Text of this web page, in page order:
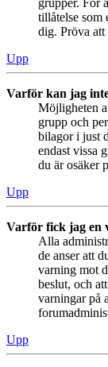
grupper. För
tillåtelse som
dig. Pröva att
Upp
Varför kan jag
Möjligheten
grupp och
bilagor i just
endast vissa
du är osäker
Upp
Varför fick jag en
Alla
de anser att
varning mot
beslut, och
varningar på
Upp